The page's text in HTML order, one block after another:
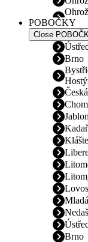
POBOČKY
Close
Brno
Brno